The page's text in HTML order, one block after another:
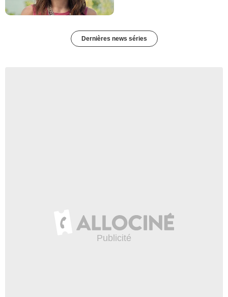
Dernières news séries